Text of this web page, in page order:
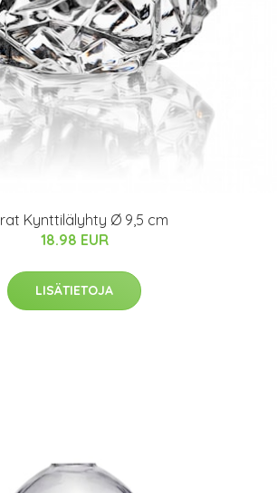
Kynttilälyhty Ø 9,5 cm
18.98 EUR
LISÄTIETOJA